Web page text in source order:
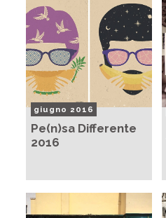
giugno 2016
Pe(n)sa Differente
2016